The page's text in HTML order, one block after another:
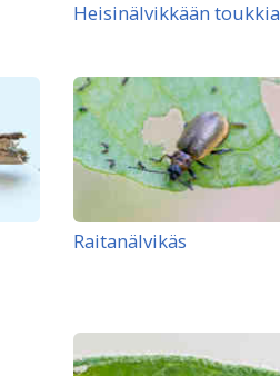
Heisinälvikkään toukkia
Raitanälvikäs